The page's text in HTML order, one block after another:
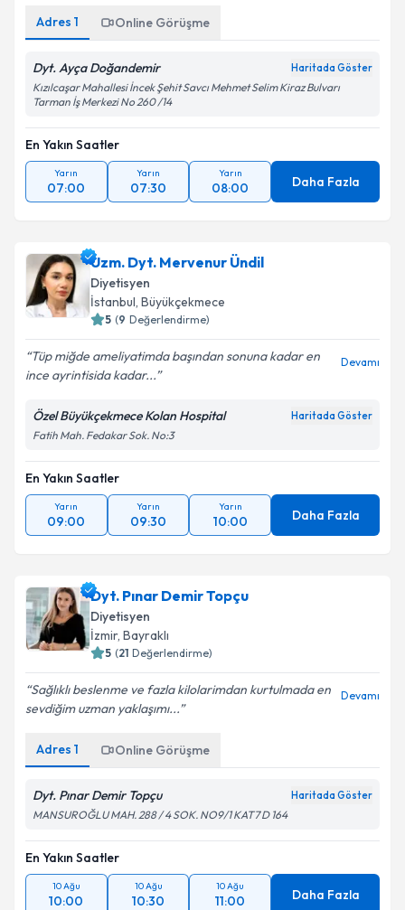
Adres 1 Online Görüşme
Dyt. Ayça Doğandemir Haritada Göster
Kızılcaşar Mahallesi İncek Şehit Savcı Mehmet Selim Kiraz Bulvarı
Tarman İş Merkezi No 260 /14
En Yakın Saatler
Yarın
07:00
Yarın
07:30
Yarın
08:00 Daha Fazla
Uzm. Dyt. Mervenur Ündil
Diyetisyen
İstanbul, Büyükçekmece
5 (9 Değerlendirme)
Tüp miğde ameliyatimda başından sonuna kadar en
ince ayrintisida kadar...
Devamı
Özel Büyükçekmece Kolan Hospital Haritada Göster
Fatih Mah. Fedakar Sok. No:3
En Yakın Saatler
Yarın
09:00
Yarın
09:30
Yarın
10:00 Daha Fazla
Dyt. Pınar Demir Topçu
Diyetisyen
İzmir, Bayraklı
5 (21 Değerlendirme)
Sağlıklı beslenme ve fazla kilolarimdan kurtulmada en
sevdiğim uzman yaklaşımı...
Devamı
Adres 1 Online Görüşme
Dyt. Pınar Demir Topçu Haritada Göster
MANSUROĞLU MAH. 288 / 4 SOK. NO9/1 KAT7 D 164
En Yakın Saatler
10 Ağu
10:00
10 Ağu
10:30
10 Ağu
11:00 Daha Fazla